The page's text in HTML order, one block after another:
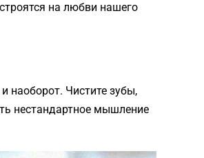
на любви нашего
наоборот. Чистите зубы,
нестандартное мышление